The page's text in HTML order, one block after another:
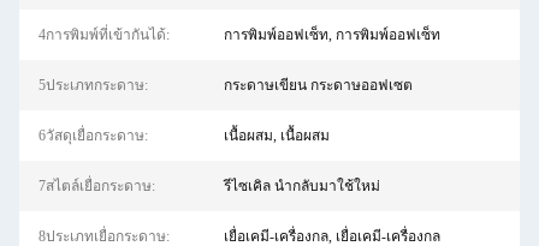
4การพิมพ์ที่เข้ากันได้: การพิมพ์ออฟเซ็ท, การพิมพ์ออฟเซ็ท
5ประเภทกระดาษ: กระดาษเขียน กระดาษออฟเซต
6วัสดุเยื่อกระดาษ: เนื้อผสม, เนื้อผสม
7สไตล์เยื่อกระดาษ: รีไซเคิล นำกลับมาใช้ใหม่
8ประเภทเยื่อกระดาษ: เยื่อเคมี-เครื่องกล, เยื่อเคมี-เครื่องกล